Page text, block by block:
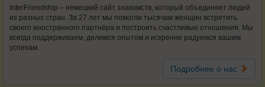
InterFriendship – немецкий сайт знакомств, который объединяет людей
из разных стран. За 27 лет мы помогли тысячам женщин встретить
своего иностранного партнёра и построить счастливые отношения. Мы
всегда поддерживаем, делимся опытом и искренне радуемся вашим
успехам.
Подробнее о нас